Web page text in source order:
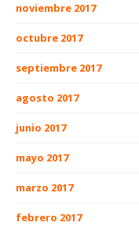
noviembre 2017
octubre 2017
septiembre 2017
agosto 2017
junio 2017
mayo 2017
marzo 2017
febrero 2017